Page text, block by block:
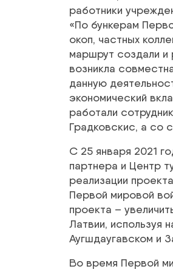
работники
«По бункерам
окоп, частных
маршрут создали и
возникла
данную
экономический
работали
Градковскис, а со
С 25 января 2021
партнера и Центр
реализации
Первой мировой
проекта –
Латвии, используя
Аугшдаугавском и
Во время Первой